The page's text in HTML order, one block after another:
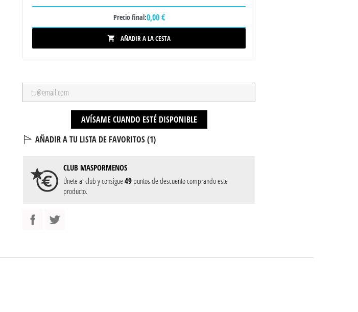
Precio final:0,00 €
 AÑADIR A LA CESTA
AVÍSAME CUANDO ESTÉ DISPONIBLE
AÑADIR A TU LISTA DE FAVORITOS (1)
CLUB MASPORMENOS
Únete al club y consigue49puntos de descuento comprando este
producto.